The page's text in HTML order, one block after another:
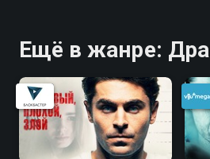
Ещё в жанре: